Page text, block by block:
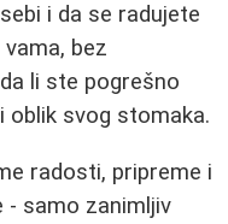
i da se radujete
bez
li ste pogrešno
oblik svog stomaka.
radosti, pripreme i
- samo zanimljiv